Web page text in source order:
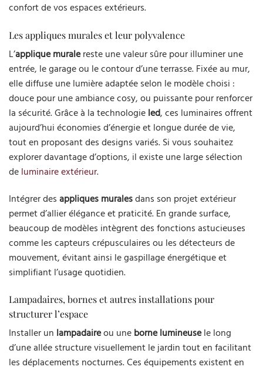
confort de vos espaces extérieurs.
Les appliques murales et leur polyvalence
L’applique muralereste une valeur sûre pour illuminer une
entrée, le garage ou le contour d’une terrasse. Fixée au mur,
elle diffuse une lumière adaptée selon le modèle choisi :
douce pour une ambiance cosy, ou puissante pour renforcer
la sécurité. Grâce à la technologie led, ces luminaires offrent
aujourd’hui économies d’énergie et longue durée de vie,
tout en proposant des designs variés. Si vous souhaitez
explorer davantage d’options, il existe une large sélection
de luminaire extérieur.
Intégrer des appliques muralesdans son projet extérieur
permet d’allier élégance et praticité. En grande surface,
beaucoup de modèles intègrent des fonctions astucieuses
comme les capteurs crépusculaires ou les détecteurs de
mouvement, évitant ainsi le gaspillage énergétique et
simplifiant l’usage quotidien.
Lampadaires, bornes et autres installations pour
structurer l’espace
Installer un lampadaireou une borne lumineusele long
d’une allée structure visuellement le jardin tout en facilitant
les déplacements nocturnes. Ces équipements existent en